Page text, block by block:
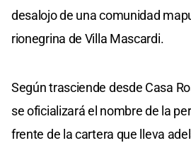
desalojo de una comunidad
rionegrina de Villa Mascardi.
Según trasciende desde Casa
se oficializará el nombre de la
frente de la cartera que lleva